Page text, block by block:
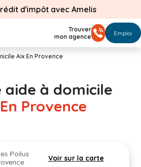
d'impôt avec Amelis
Trouver
mon agence
Emploi
Aix En Provence
aide à domicile
Provence
Poilus
Voir sur la carte